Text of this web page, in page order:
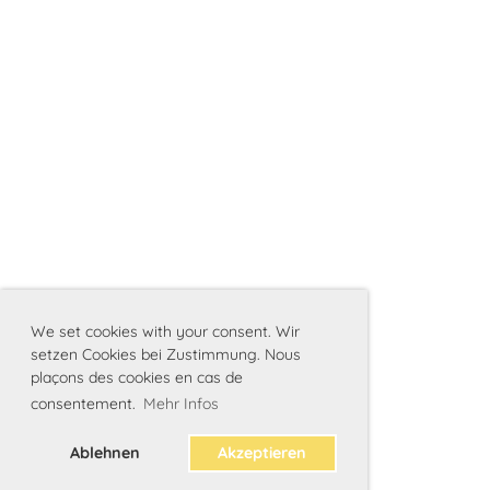
We set cookies with your consent. Wir
setzen Cookies bei Zustimmung. Nous
plaçons des cookies en cas de
consentement. Mehr Infos
Ablehnen Akzeptieren